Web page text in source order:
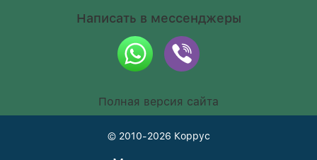
Написать в мессенджеры
Полная версия сайта
© 2010-2026 Коррус